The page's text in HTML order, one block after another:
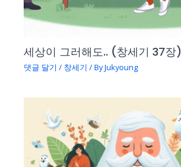
세상이 그러해도.. (창세기 37장)
댓글 달기 / 창세기 / ByJukyoung